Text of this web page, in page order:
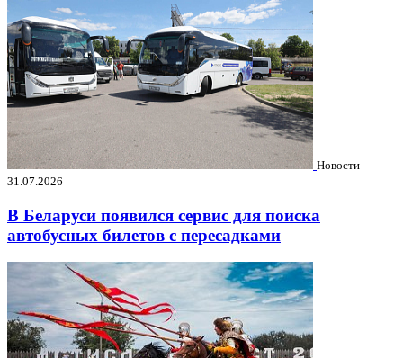
Новости
31.07.2026
В Беларуси появился сервис для поиска
автобусных билетов с пересадками